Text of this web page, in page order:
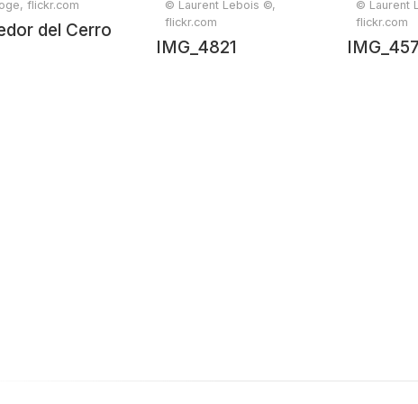
flickr.com
del Cerro
© Laurent Lebois ©,
flickr.com
IMG_4821
© Laurent
flickr.com